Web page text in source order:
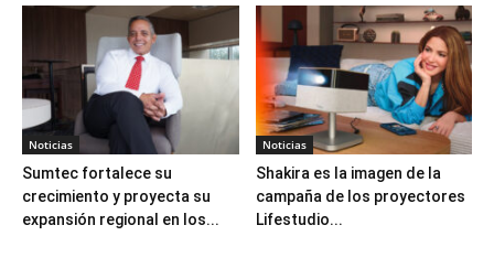
Noticias
Sumtec fortalece su
crecimiento y proyecta su
expansión regional en los...
Noticias
Shakira es la imagen de la
campaña de los proyectores
Lifestudio...